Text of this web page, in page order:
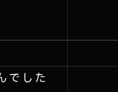
でした